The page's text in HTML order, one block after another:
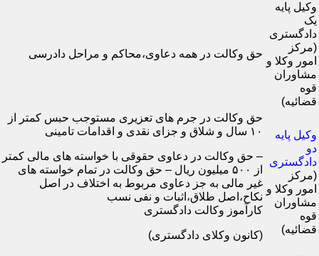
وکیل پایه
یک
دادگستری
(مرکز
امور وکلا و
مشاوران
قوه
قضائیه)
حق وکالت در همه دعاوی،محاکم و مراحل دادرسی
وکیل پایه
دو
دادگستری
(مرکز
امور وکلا و
مشاوران
قوه
قضائیه)
حق وکالت در جرم های تعزیری مستوجب حبس کمتر از
۱۰ سال و شلاق و جزای نقدی و اقدامات تامینی
– حق وکالت در دعاوی حقوقی با خواسته های مالی کمتر
از ۵۰۰ میلیون ریال – حق وکالت در تمام خواسته های
غیر مالی به جز دعاوی مربوط به اختلاف در اصل
نکاح،اصل طلاق،اثبات و نفی نسب
کارآموز وکالت دادگستری
(کانون وکلای دادگستری)